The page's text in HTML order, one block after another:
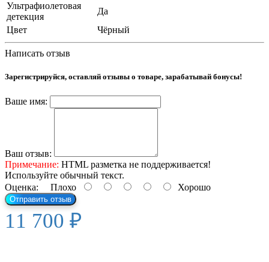
Ультрафиолетовая
детекция
Да
Цвет
Чёрный
Написать отзыв
Зарегистрируйся, оставляй отзывы о товаре, зарабатывай бонусы!
Ваше имя:
Ваш отзыв:
Примечание: HTML разметка не поддерживается!
Используйте обычный текст.
Оценка: Плохо Хорошо
Отправить отзыв
11 700 ₽